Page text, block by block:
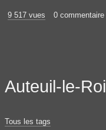
9 517 vues 0 commentaire
Auteuil-le-Roi
Tous les tags